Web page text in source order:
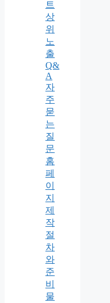
트
상
위
노
출
Q&
A
자
주
묻
는
질
문
홈
페
이
지
제
작
절
차
와
준
비
물